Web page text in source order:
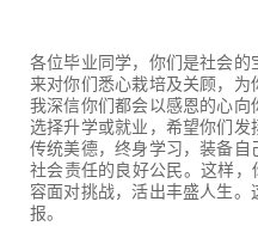
各位毕业同学，你们是社会
来对你们悉心栽培及关顾，为
我深信你们都会以感恩的心
选择升学或就业，希望你们
传统美德，终身学习，装备
社会责任的良好公民。这样
容面对挑战，活出丰盛人生
报。